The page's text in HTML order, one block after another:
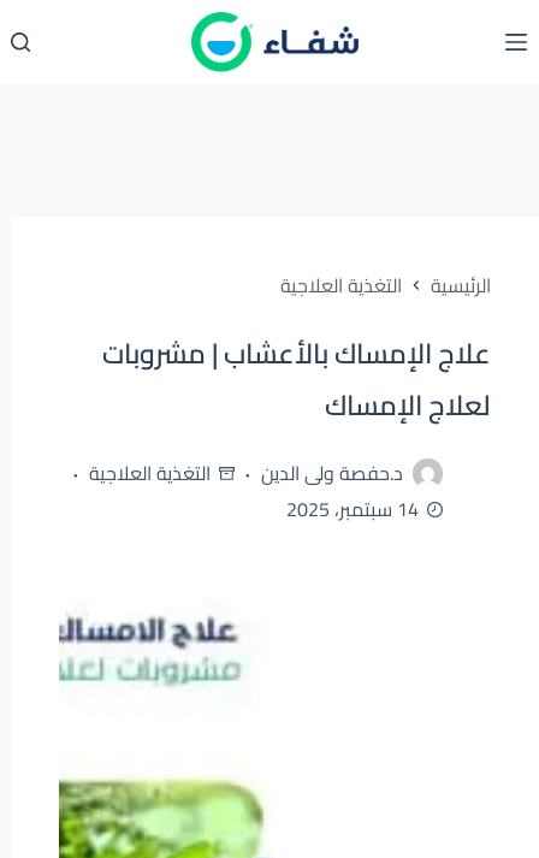
إلى
الرئيسية التغذية العلاجية
علاج الإمساك بالأعشاب | مشروبات
لعلاج الإمساك
د.حفصة ولى الدين
التغذية العلاجية
14 سبتمبر، 2025